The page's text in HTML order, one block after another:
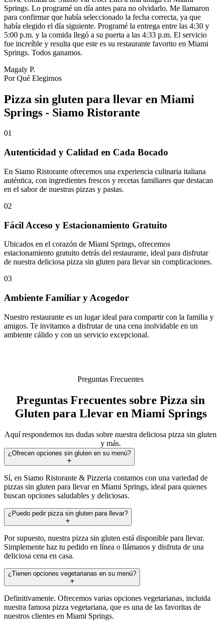
Springs. Lo programé un día antes para no olvidarlo. Me llamaron
para confirmar que había seleccionado la fecha correcta, ya que
había elegido el día siguiente. Programé la entrega entre las 4:30 y
5:00 p.m. y la comida llegó a su puerta a las 4:33 p.m. El servicio
fue increíble y resulta que este es su restaurante favorito en Miami
Springs. Todos ganamos.
Magaly P.
Por Qué Elegirnos
Pizza sin gluten para llevar en Miami
Springs - Siamo Ristorante
01
Autenticidad y Calidad en Cada Bocado
En Siamo Ristorante ofrecemos una experiencia culinaria italiana
auténtica, con ingredientes frescos y recetas familiares que destacan
en el sabor de nuestras pizzas y pastas.
02
Fácil Acceso y Estacionamiento Gratuito
Ubicados en el corazón de Miami Springs, ofrecemos
estacionamiento gratuito detrás del restaurante, ideal para disfrutar
de nuestra deliciosa pizza sin gluten para llevar sin complicaciones.
03
Ambiente Familiar y Acogedor
Nuestro restaurante es un lugar ideal para compartir con la familia y
amigos. Te invitamos a disfrutar de una cena inolvidable en un
ambiente cálido y con un servicio excepcional.
Preguntas Frecuentes
Preguntas Frecuentes sobre Pizza sin
Gluten para Llevar en Miami Springs
Aquí respondemos tus dudas sobre nuestra deliciosa pizza sin gluten
y más.
¿Ofrecen opciones sin gluten en su menú?
Sí, en Siamo Ristorante & Pizzeria contamos con una variedad de
pizzas sin gluten para llevar en Miami Springs, ideal para quienes
buscan opciones saludables y deliciosas.
¿Puedo pedir pizza sin gluten para llevar?
Por supuesto, nuestra pizza sin gluten está disponible para llevar.
Simplemente haz tu pedido en línea o llámanos y disfruta de una
deliciosa cena en casa.
¿Tienen opciones vegetarianas en su menú?
Definitivamente. Ofrecemos varias opciones vegetarianas, incluida
nuestra famosa pizza vegetariana, que es una de las favoritas de
nuestros clientes en Miami Springs.